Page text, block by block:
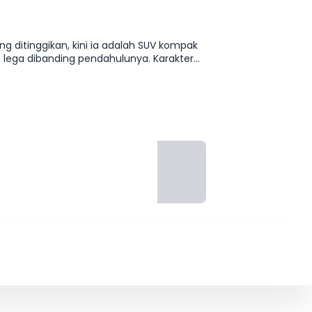
ditinggikan, kini ia adalah SUV kompak
ke dunia SUV Mercedes-Benz,